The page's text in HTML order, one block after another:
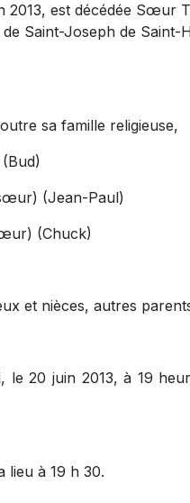
2013, est décédée Sœur
Saint-Joseph de Saint-
sa famille religieuse,
(Jean-Paul)
(Chuck)
et nièces, autres
le 20 juin 2013, à 19
lieu à 19 h 30.